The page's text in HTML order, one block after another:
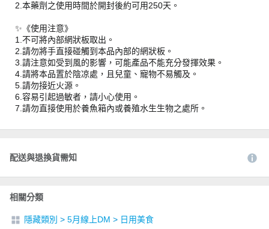
2.本藥劑之使用時間於開封後約可用250天。
✨《使用注意》
1.不可將內部網狀板取出。
2.請勿將手直接碰觸到本品內部的網狀板。
3.請注意如受到風的影響，可能產品不能充分發揮效果。
4.請將本品置於陰凉處，且兒童、寵物不易觸及。
5.請勿接近火源。
6.容易引起過敏者，請小心使用。
7.請勿直接使用於養魚箱內或養殖水生生物之處所。
配送與退換貨需知
相關分類
隱藏類別 > 5月線上DM > 日用美食